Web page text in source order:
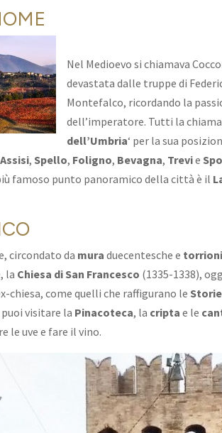
Nel Medioevo si chiamava
devastata dalle truppe di
Montefalco, ricordando la
dell’imperatore. Tutti la
dell’Umbria‘ per la sua
Assisi, Spello, Foligno, Bevagna, Trevie
famoso punto panoramico della città è il
circondato da mura duecentesche e torrioni
la Chiesa di San Francesco (1335-1338),
chiesa, come quelli che raffigurano le
puoi visitare la Pinacoteca, la cripta e le
le uve e fare il vino.